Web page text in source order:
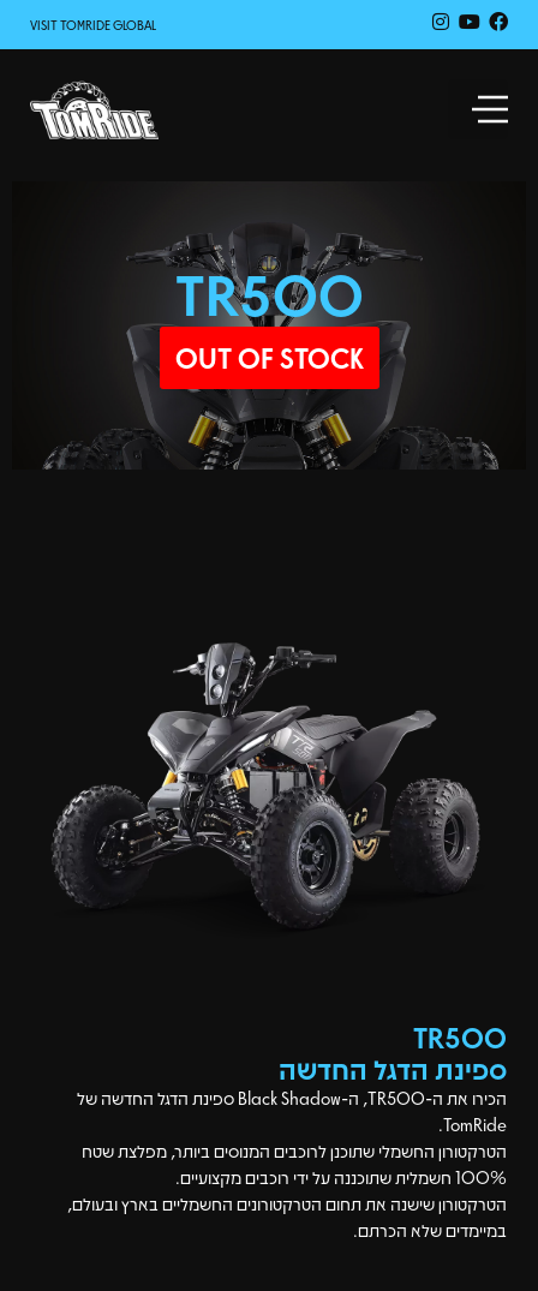
VISIT TOMRIDE GLOBAL
TR500
OUT OF STOCK
TR500
ספינת הדגל החדשה
הכירו את ה-TR500, ה-Black Shadow ספינת הדגל החדשה של
TomRide.
הטרקטורון החשמלי שתוכנן לרוכבים המנוסים ביותר, מפלצת שטח
100% חשמלית שתוכננה על ידי רוכבים מקצועיים.
הטרקטורון שישנה את תחום הטרקטורונים החשמליים בארץ ובעולם,
במיימדים שלא הכרתם.